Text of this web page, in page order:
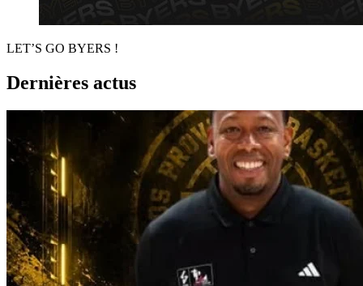
LET’S GO BYERS !
Dernières actus